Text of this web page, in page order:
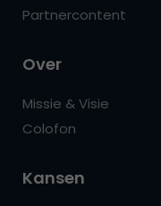
Partnercontent
Over
Missie & Visie
Colofon
Kansen